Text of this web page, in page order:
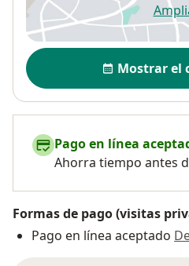
Disponibilidad
Mostrar el
Pago en línea
Ahorra tiempo antes
Formas de pago (visitas
Pago en línea aceptado